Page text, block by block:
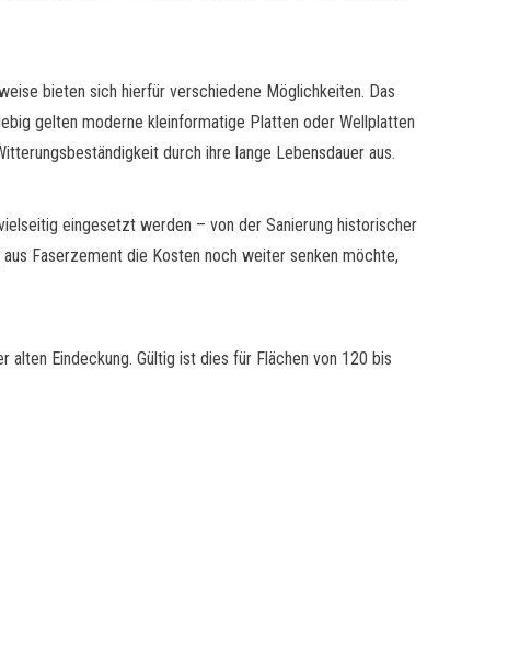
bieten sich hierfür verschiedene Möglichkeiten. Das
gelten moderne kleinformatige Platten oder Wellplatten
durch ihre lange Lebensdauer aus.
eingesetzt werden – von der Sanierung historischer
Faserzement die Kosten noch weiter senken möchte,
Eindeckung. Gültig ist dies für Flächen von 120 bis